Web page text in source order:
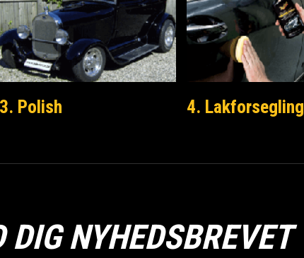
3. Polish 4. Lakforsegling
DIG NYHEDSBREVET